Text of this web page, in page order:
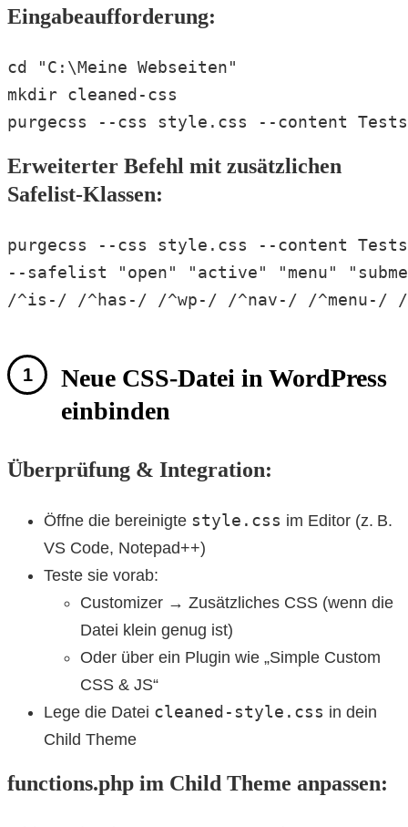
Eingabeaufforderung:
cd "C:\Meine Webseiten"
mkdir cleaned-css
purgecss --css style.css --content
Erweiterter Befehl mit zusätzlichen
Safelist-Klassen:
purgecss --css style.css --content
--safelist "open" "active" "menu"
/^is-/ /^has-/ /^wp-/ /^nav-/ /^menu-/ /
Neue CSS-Datei in WordPress
einbinden
Überprüfung & Integration:
Öffne die bereinigte style.css im Editor (z. B.
VS Code, Notepad++)
Teste sie vorab:
Customizer → Zusätzliches CSS (wenn die
Datei klein genug ist)
Oder über ein Plugin wie „Simple Custom
CSS & JS“
Lege die Datei cleaned-style.css in dein
Child Theme
functions.php im Child Theme anpassen: